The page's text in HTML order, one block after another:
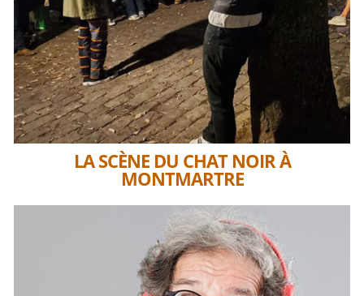
LA SCÈNE DU CHAT NOIR À
MONTMARTRE